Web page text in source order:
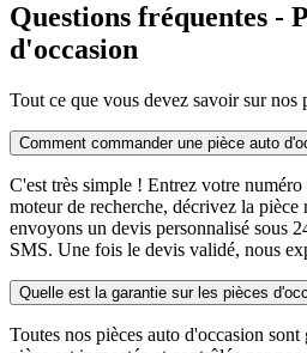
Questions fréquentes -
d'occasion
Tout ce que vous devez savoir sur nos
Comment commander une pièce auto
C'est très simple ! Entrez votre
moteur de recherche, décrivez la pièce
envoyons un devis personnalisé sous
SMS. Une fois le devis validé, nous
Quelle est la garantie sur les pièces
Toutes nos pièces auto d'occasion